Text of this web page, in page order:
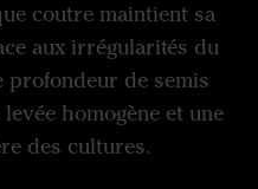
coutre maintient sa
aux irrégularités du
profondeur de semis
homogène et une
des cultures.